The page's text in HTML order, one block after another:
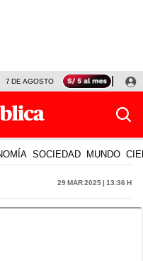
7 DE AGOSTO TINKA RESULTADOS
SOCIEDAD MUNDO
29 Mar 2025 | 13:36 h